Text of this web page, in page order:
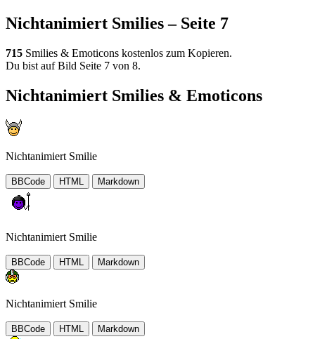
Nichtanimiert Smilies – Seite 7
715 Smilies & Emoticons kostenlos zum Kopieren.
Du bist auf Bild Seite 7 von 8.
Nichtanimiert Smilies & Emoticons
Nichtanimiert Smilie
BBCode HTML Markdown
Nichtanimiert Smilie
BBCode HTML Markdown
Nichtanimiert Smilie
BBCode HTML Markdown